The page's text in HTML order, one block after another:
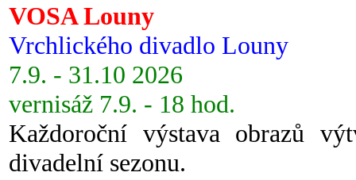
VOSA Louny
Vrchlického divadlo Louny
7.9. - 31.10 2026
vernisáž 7.9. - 18 hod.
Každoroční výstava obrazů
divadelní sezonu.